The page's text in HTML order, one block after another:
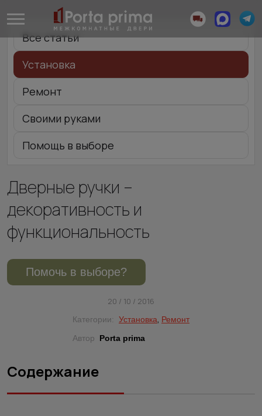
Все статьи
Установка
Ремонт
Своими руками
Помощь в выборе
Дверные ручки –
декоративность и
функциональность
Помочь в выборе?
20 / 10 / 2016
Категории: Установка, Ремонт
Автор
Porta prima
Содержание